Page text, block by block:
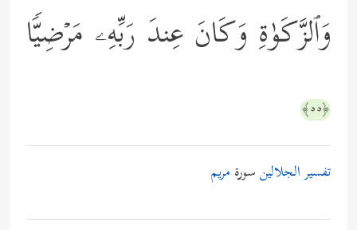
وَٱلزَّكَوٰةِ وَكَانَ عِندَ رَبِّهِۦ مَرۡضِیࣰّا
﴿٥٥﴾
تفسير الجلالينسورة مريم